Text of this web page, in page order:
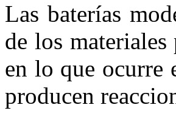
Las baterías
de los
en lo que ocurre
producen